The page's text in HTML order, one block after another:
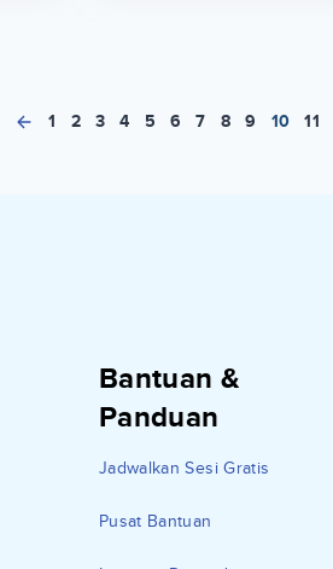
1 2 3 4 5 6 7 8 9 10 11
Bantuan &
Panduan
Jadwalkan Sesi Gratis
Pusat Bantuan